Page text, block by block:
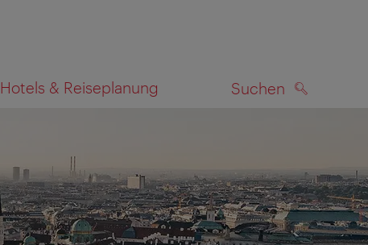
Hotels & Reiseplanung Suchen